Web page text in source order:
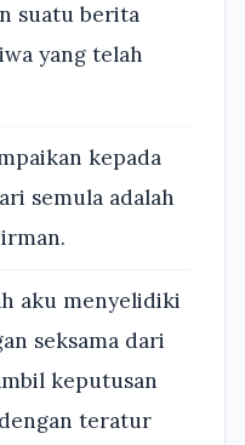
suatu berita
yang telah
kepada
semula adalah
aku menyelidiki
seksama dari
keputusan
teratur